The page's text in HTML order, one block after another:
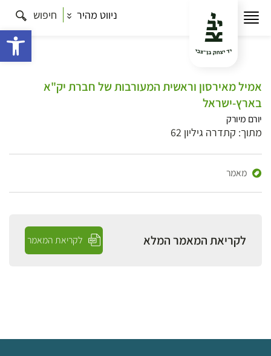
ניווט מהיר חיפוש
אמיל מאירסון וראשית המעורבות של חברת יק"א
בארץ-ישראל
יורם מיורק
מתוך: קתדרה גיליון 62
מאמר
לקריאת המאמר המלא לקריאת המאמר